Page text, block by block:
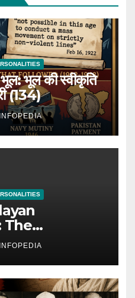
भूल: भूल की स्वीकृति
(134)
The
26 Years